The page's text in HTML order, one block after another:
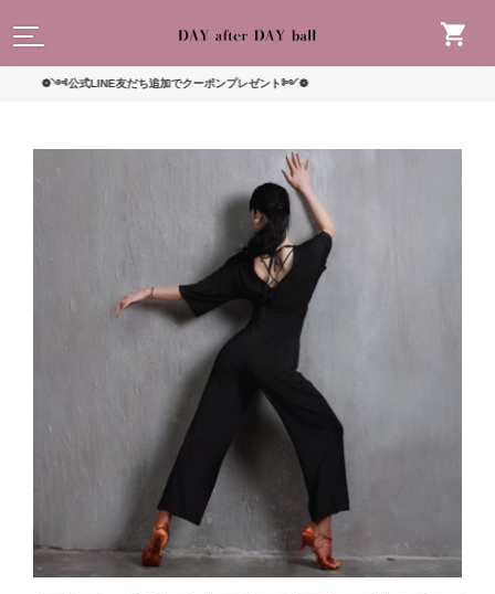
式LINE友だち追加でクーポンプレゼント༻❁